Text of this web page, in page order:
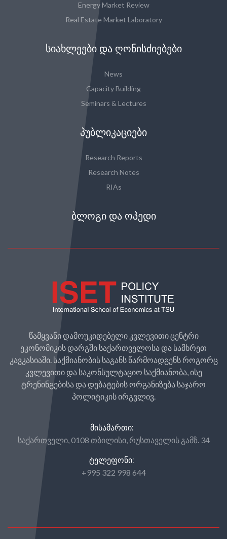
Energy Market Review
Real Estate Market Laboratory
ᲡᲘᲐᲮᲚᲔᲔᲑᲘ ᲓᲐ ᲦᲝᲜᲘᲡᲫᲘᲔᲑᲔᲑᲘ
News
Capacity Building
Seminars & Lectures
ᲞᲣᲑᲚᲘᲙᲐᲪᲘᲔᲑᲘ
Research Reports
Research Notes
RIAs
ᲑᲚᲝᲒᲘ ᲓᲐ ᲝᲞᲔᲓᲘ
წამყვანი დამოუკიდებელი კვლევითი ცენტრი
ეკონომიკის დარგში საქართველოსა და სამხრეთ
კავკასიაში. საქმიანობის საგანს წარმოადგენს როგორც
კვლევითი და საკონსულტაციო საქმიანობა, ისე
ტრენინგებისა და დებატების ორგანიზება საჯარო
პოლიტიკის ირგვლივ.
ᲛᲘᲡᲐᲛᲐᲠᲗᲘ:
საქართველი, 0108 თბილისი, რუსთაველის გამზ. 34
ᲢᲔᲚᲔᲤᲝᲜᲘ:
+995 322 998 644